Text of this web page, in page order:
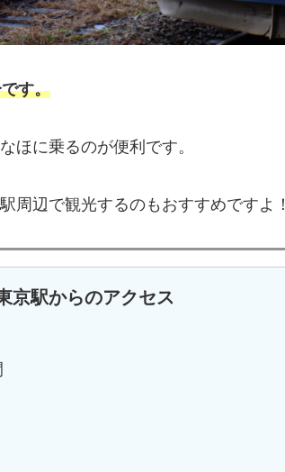
す。
ほに乗るのが便利です。
周辺で観光するのもおすすめですよ！
京駅からのアクセス